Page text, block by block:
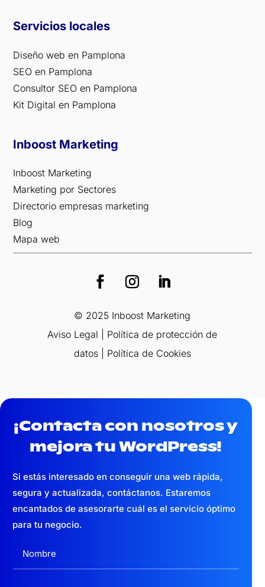
Servicios locales
Diseño web en Pamplona
SEO en Pamplona
Consultor SEO en Pamplona
Kit Digital en Pamplona
Inboost Marketing
Inboost Marketing
Marketing por Sectores
Directorio empresas marketing
Blog
Mapa web
© 2025 Inboost Marketing
Aviso Legal
Política de protección de
datos| Política de Cookies
¡Contacta con nosotros y
mejora tu WordPress!
Si estás interesado en conseguir una web rápida,
segura y actualizada, contáctanos. Estaremos
encantados de asesorarte cuál es el servicio óptimo
para tu negocio.